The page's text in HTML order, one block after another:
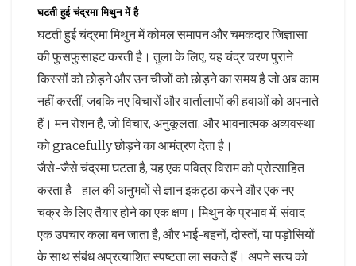
घटती हुई चंद्रमा मिथुन में है
घटती हुई चंद्रमा मिथुन में कोमल समापन और चमकदार जिज्ञासा
की फुसफुसाहट करती है। तुला के लिए, यह चंद्र चरण पुराने
किस्सों को छोड़ने और उन चीजों को छोड़ने का समय है जो अब काम
नहीं करतीं, जबकि नए विचारों और वार्तालापों की हवाओं को अपनाते
हैं। मन रोशन है, जो विचार, अनुकूलता, और भावनात्मक अव्यवस्था
को gracefully छोड़ने का आमंत्रण देता है।
जैसे-जैसे चंद्रमा घटता है, यह एक पवित्र विराम को प्रोत्साहित
करता है—हाल की अनुभवों से ज्ञान इकट्ठा करने और एक नए
चक्र के लिए तैयार होने का एक क्षण। मिथुन के प्रभाव में, संवाद
एक उपचार कला बन जाता है, और भाई-बहनों, दोस्तों, या पड़ोसियों
के साथ संबंध अप्रत्याशित स्पष्टता ला सकते हैं। अपने सत्य को